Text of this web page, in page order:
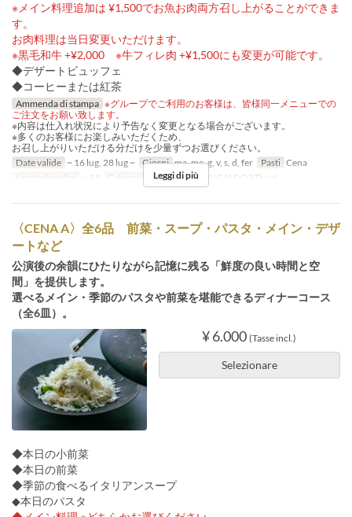
※メイン料理追加は ¥1,500でお魚お肉両方召し上がることができま
す。
お肉料理は当日変更いただけます。
※黒毛和牛 +¥2,000 ※牛フィレ肉 +¥1,500にも変更が可能です。
◆デザートビュッフェ
◆コーヒーまたは紅茶
Ammenda di stampa ※グループでご利用のお客様は、皆様同一メニューでの
ご注文をお願い致します。
※内容は仕入れ状況により予告なく変更となる場合がございます。
※多くのお客様にお楽しみいただくため、
お召し上がりいただける分だけを少量ずつお選びください。
Date valide ~ 16 lug, 28 lug ~ Giorni ma, me, g, v, s, d, fer Pasti Cena
Limite di ordini
~ 15 Categoria del Posto GIANCALDO3Theat
Leggi di più
〈CENA A〉全6品 前菜・スープ・パスタ・メイン・デザ
ートなど
公演後の余韻にひたりながら記憶に残る「鮮度の良い時間と空
間」を提供します。
選べるメイン・季節のパスタや前菜を堪能できるディナーコース
（全6皿）。
¥ 6.000 (Tasse incl.)
Selezionare
◆本日の小前菜
◆本日の前菜
◆季節の食べるイタリアンスープ
◆本日のパスタ